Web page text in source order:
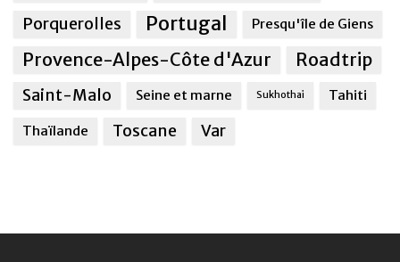
Porquerolles
Portugal Presqu'île de Giens
Provence-Alpes-Côte d'Azur Roadtrip
Saint-Malo Seine et marne Sukhothai Tahiti
Thaïlande Toscane Var